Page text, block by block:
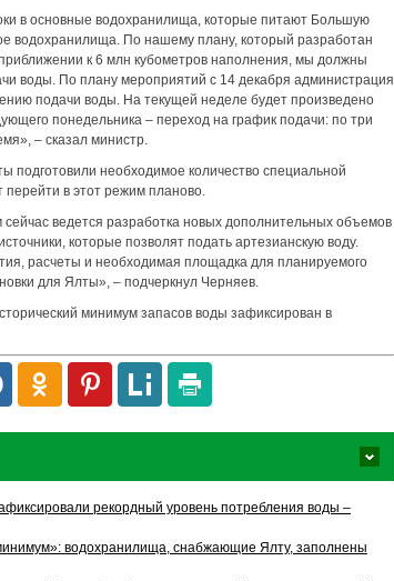
в основные водохранилища, которые питают Большую
водохранилища. По нашему плану, который разработан
к 6 млн кубометров наполнения, мы должны
воды. По плану мероприятий с 14 декабря администрация
подачи воды. На текущей неделе будет произведено
понедельника – переход на график подачи: по три
– сказал министр.
подготовили необходимое количество специальной
перейти в этот режим планово.
ведется разработка новых дополнительных объемов
которые позволят подать артезианскую воду.
расчеты и необходимая площадка для планируемого
для Ялты», – подчеркнул Черняев.
минимум запасов воды зафиксирован в
рекордный уровень потребления воды –
водохранилища, снабжающие Ялту, заполнены